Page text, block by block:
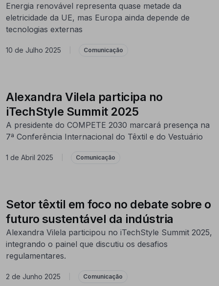
Energia renovável representa quase metade da
eletricidade da UE, mas Europa ainda depende de
tecnologias externas
10 de Julho 2025 Comunicação
Alexandra Vilela participa no
iTechStyle Summit 2025
A presidente do COMPETE 2030 marcará presença na
7ª Conferência Internacional do Têxtil e do Vestuário
1 de Abril 2025 Comunicação
Setor têxtil em foco no debate sobre o
futuro sustentável da indústria
Alexandra Vilela participou no iTechStyle Summit 2025,
integrando o painel que discutiu os desafios
regulamentares.
2 de Junho 2025 Comunicação